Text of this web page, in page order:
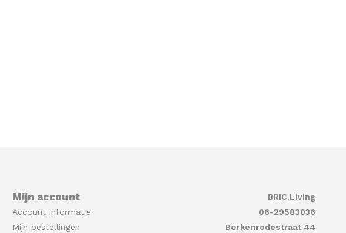
Mijn account
Account informatie
Mijn bestellingen
BRIC.Living
06-29583036
Berkenrodestraat 44